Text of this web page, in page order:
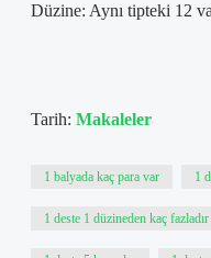
Düzine: Aynı tipteki 12
Tarih: Makaleler
1 balyada kaç para var 1
1 deste 1 düzineden kaç fazladır